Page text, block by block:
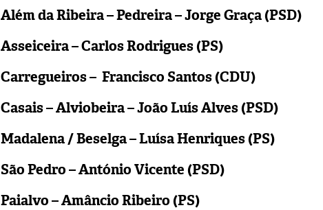
Além da Ribeira – Pedreira – Jorge Graça (PSD)
Asseiceira – Carlos Rodrigues (PS)
Carregueiros – Francisco Santos (CDU)
Casais – Alviobeira – João Luís Alves (PSD)
Madalena / Beselga – Luísa Henriques (PS)
São Pedro – António Vicente (PSD)
Paialvo – Amâncio Ribeiro (PS)